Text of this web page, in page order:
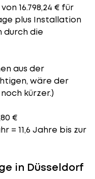
von 16.798,24 € für
plus Installation
durch die
aus der
wäre der
kürzer.)
€
= 11,6 Jahre bis zur
in Düsseldorf